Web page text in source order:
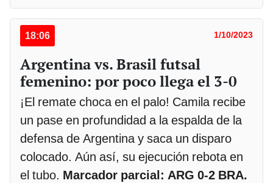
18:06 1/10/2023
Argentina vs. Brasil futsal
femenino: por poco llega el 3-0
¡El remate choca en el palo! Camila recibe
un pase en profundidad a la espalda de la
defensa de Argentina y saca un disparo
colocado. Aún así, su ejecución rebota en
el tubo. Marcador parcial: ARG 0-2 BRA.